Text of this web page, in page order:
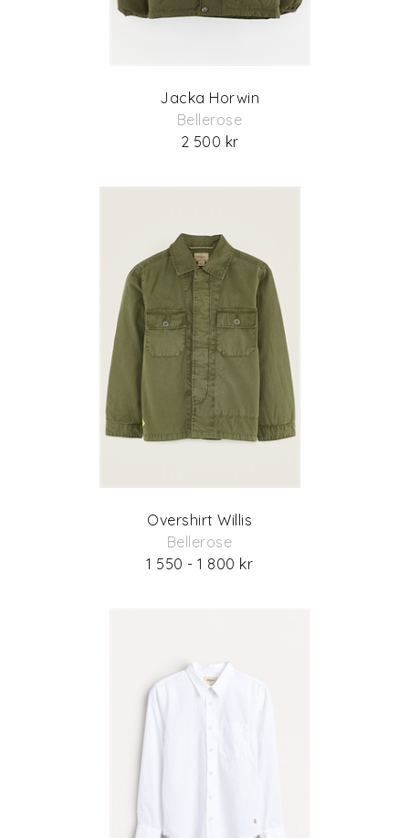
Jacka Horwin
Bellerose
2 500 kr
Overshirt Willis
Bellerose
1 550 - 1 800 kr